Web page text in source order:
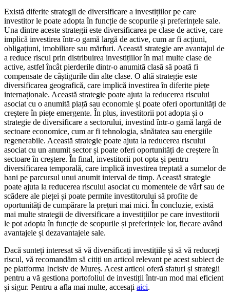
Există diferite strategii de diversificare a investițiilor pe care
investitor le poate adopta în funcție de scopurile și preferințele sale.
Una dintre aceste strategii este diversificarea pe clase de active, care
implică investirea într-o gamă largă de active, cum ar fi acțiuni,
obligațiuni, imobiliare sau mărfuri. Această strategie are avantajul de
a reduce riscul prin distribuirea investițiilor în mai multe clase de
active, astfel încât pierderile dintr-o anumită clasă să poată fi
compensate de câștigurile din alte clase. O altă strategie este
diversificarea geografică, care implică investirea în diferite piețe
internaționale. Această strategie poate ajuta la reducerea riscului
asociat cu o anumită piață sau economie și poate oferi oportunități de
creștere în piețe emergente. În plus, investitorii pot adopta și o
strategie de diversificare a sectorului, investind într-o gamă largă de
sectoare economice, cum ar fi tehnologia, sănătatea sau energiile
regenerabile. Această strategie poate ajuta la reducerea riscului
asociat cu un anumit sector și poate oferi oportunități de creștere în
sectoare în creștere. În final, investitorii pot opta și pentru
diversificarea temporală, care implică investirea treptată a sumelor de
bani pe parcursul unui anumit interval de timp. Această strategie
poate ajuta la reducerea riscului asociat cu momentele de vârf sau de
scădere ale pieței și poate permite investitorului să profite de
oportunități de cumpărare la prețuri mai mici. În concluzie, există
mai multe strategii de diversificare a investițiilor pe care investitorii
le pot adopta în funcție de scopurile și preferințele lor, fiecare având
avantajele și dezavantajele sale.
Dacă sunteți interesat să vă diversificați investițiile și să vă reduceți
riscul, vă recomandăm să citiți un articol relevant pe acest subiect de
pe platforma Incisiv de Mureș. Acest articol oferă sfaturi și strategii
pentru a vă gestiona portofoliul de investiții într-un mod mai eficient
și sigur. Pentru a afla mai multe, accesați aici.